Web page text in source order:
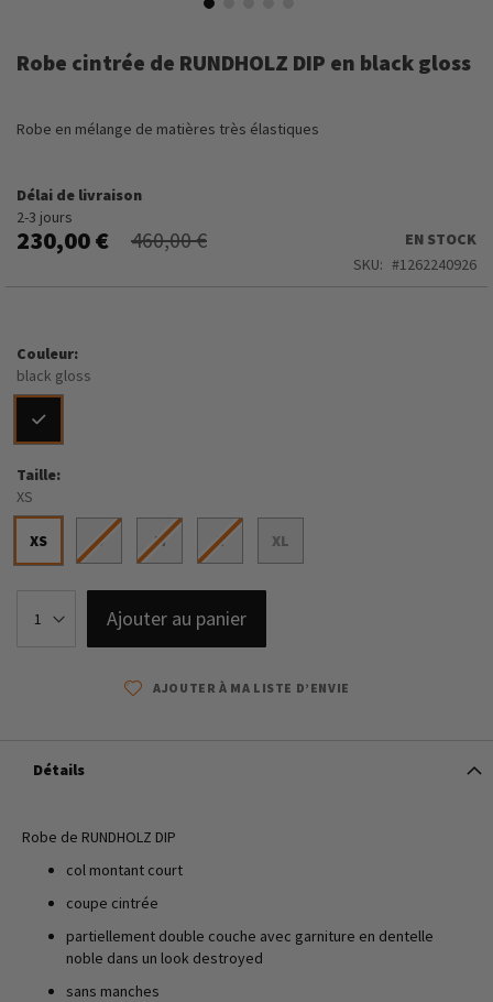
the
the
Robe cintrée de RUNDHOLZ DIP en black gloss
Robe en mélange de matières très élastiques
Délai de livraison
2-3 jours
230,00 € 460,00 €
EN STOCK
SKU
1262240926
Couleur
black gloss
Taille
XS
XS S M L XL
Ajouter au panier
AJOUTER À MA LISTE D’ENVIE
Détails
Robe de RUNDHOLZ DIP
col montant court
coupe cintrée
partiellement double couche avec garniture en dentelle
noble dans un look destroyed
sans manches